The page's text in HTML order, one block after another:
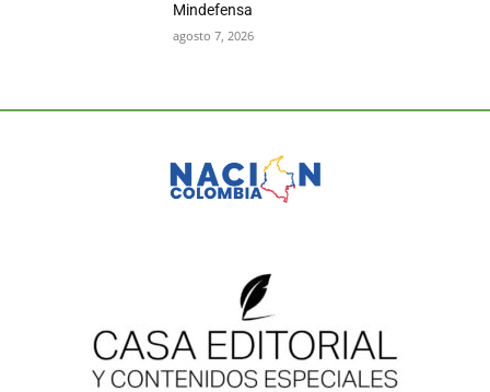
Mindefensa
agosto 7, 2026